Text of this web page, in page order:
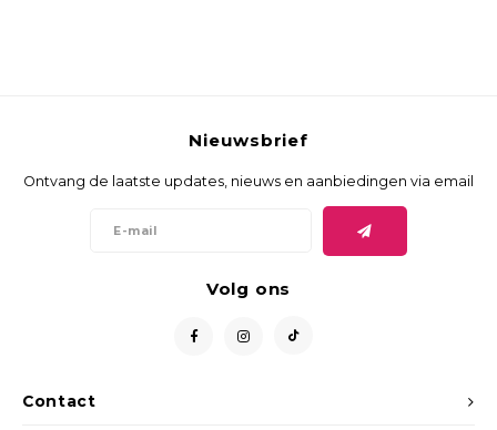
Contact
Nieuwsbrief
Ontvang de laatste updates, nieuws en aanbiedingen via email
Volg ons